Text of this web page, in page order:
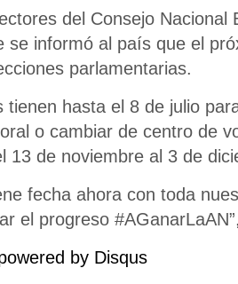
del Consejo Nacional
se informó al país que el
parlamentarias.
tienen hasta el 8 de julio
o cambiar de centro de
13 de noviembre al 3 de
fecha ahora con toda
el progreso
by Disqus